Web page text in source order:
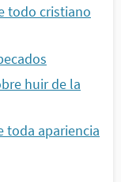
todo cristiano
huir de la
toda apariencia